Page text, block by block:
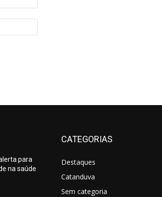
mail:*
para
na saúde
CATEGORIAS
Destaques
Catanduva
Sem categoria